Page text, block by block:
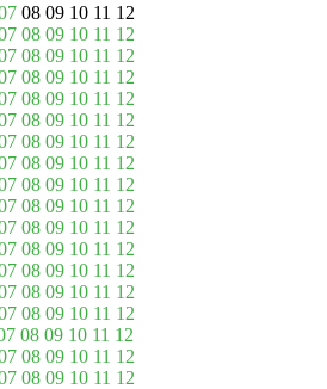
08 09 10 11 12
08 09 10 11 12
08 09 10 11 12
08 09 10 11 12
08 09 10 11 12
08 09 10 11 12
08 09 10 11 12
08 09 10 11 12
08 09 10 11 12
08 09 10 11 12
08 09 10 11 12
08 09 10 11 12
08 09 10 11 12
08 09 10 11 12
08 09 10 11 12
08 09 10 11 12
08 09 10 11 12
08 09 10 11 12